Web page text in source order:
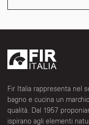
Fir Italia rappresenta nel
bagno e cucina un
qualità. Dal 1957
ispirano agli elementi